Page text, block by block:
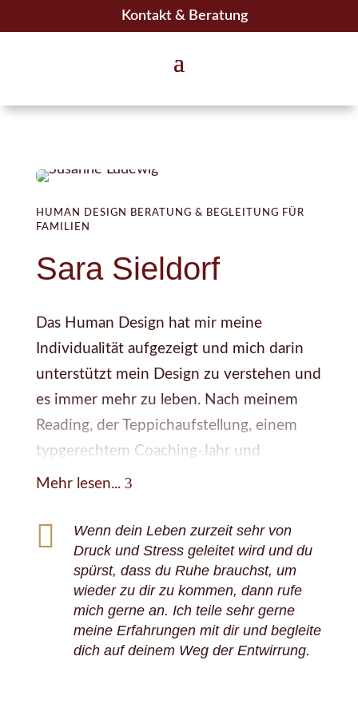
Kontakt & Beratung
HUMAN DESIGN BERATUNG & BEGLEITUNG FÜR
FAMILIEN
Sara Sieldorf
Das Human Design hat mir meine
Individualität aufgezeigt und mich darin
unterstützt mein Design zu verstehen und
es immer mehr zu leben. Nach meinem
Reading, der Teppichaufstellung, einem
typgerechtem Coaching-Jahr und
mehreren Workshops habe ich es immer
spüre eine starke Verbindung zu meinen
Potentialen und durchschaue immer mehr
die Nicht-Selbst-Fallen in meinem Leben.
Dadurch habe ich gemerkt, dass es mir
wichtiger ist meine Lebensfreude wieder
Mehr lesen... 3

Wenn dein Leben zurzeit sehr von
Druck und Stress geleitet wird und du
spürst, dass du Ruhe brauchst, um
wieder zu dir zu kommen, dann rufe
mich gerne an. Ich teile sehr gerne
meine Erfahrungen mit dir und begleite
dich auf deinem Weg der Entwirrung.